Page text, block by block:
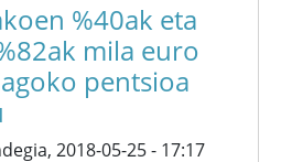
%40ak eta
mila euro
pentsioa
2018-05-25 - 17:17